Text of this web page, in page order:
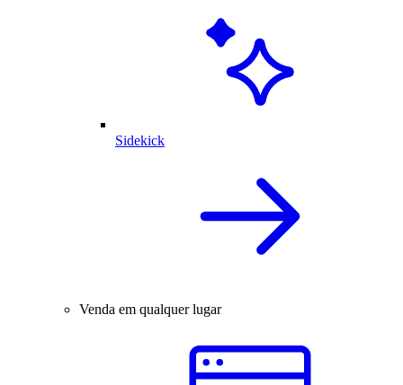
Sidekick
Venda em qualquer lugar